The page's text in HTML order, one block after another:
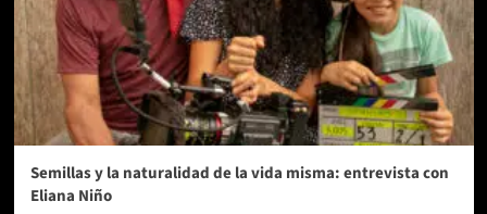
Semillas y la naturalidad de la vida misma: entrevista con
Eliana Niño